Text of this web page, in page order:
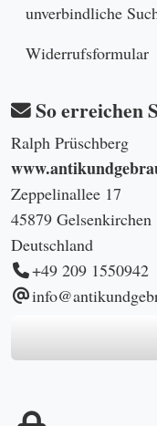
unverbindliche
Widerrufsformular
So erreichen
Ralph Prüschberg
Zeppelinallee 17
45879 Gelsenkirchen
Deutschland
+49 209 1550942